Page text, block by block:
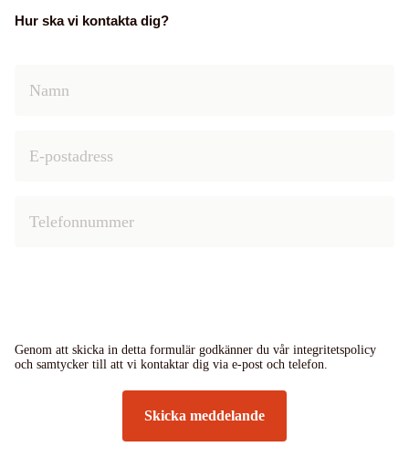
Hur ska vi kontakta dig?
Genom att skicka in detta formulär godkänner du vår integritetspolicy
och samtycker till att vi kontaktar dig via e-post och telefon.
Skicka meddelande